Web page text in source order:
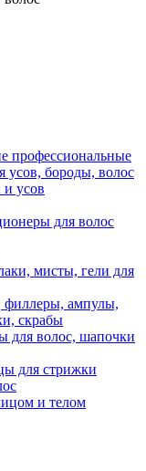
профессиональные
усов, бороды, волос
усов
для волос
мисты, гели для
филлеры, ампулы,
скрабы
для волос, шапочки
для стрижки
и телом